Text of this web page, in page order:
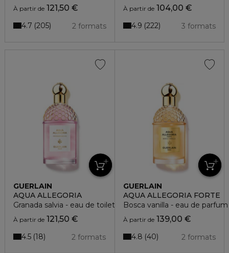
À partir de 121,50 €
2 formats
4.7 205
À partir de104,00 €
3 formats
4.9 222
GUERLAIN
AQUA ALLEGORIA
Granada salvia - eau de toilette
À partir de 121,50 €
2 formats
4.5 18
GUERLAIN
AQUA ALLEGORIA FORTE
Bosca vanilla - eau de parfum
À partir de139,00 €
2 formats
4.8 40